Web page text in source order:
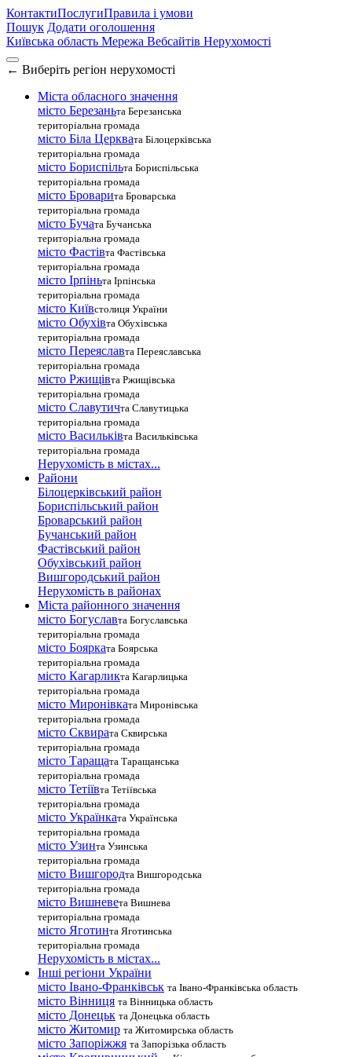
КонтактиПослугиПравила і умови
Пошук Додати оголошення
Київська область Мережа Вебсайтів Нерухомості
← Виберіть регіон нерухомості
Міста обласного значення
місто Березаньта Березанська
територіальна громада
місто Біла Церквата Білоцерківська
територіальна громада
місто Бориспільта Бориспільська
територіальна громада
місто Броварита Броварська
територіальна громада
місто Бучата Бучанська
територіальна громада
місто Фастівта Фастівська
територіальна громада
місто Ірпіньта Ірпінська
територіальна громада
місто Київстолиця України
місто Обухівта Обухівська
територіальна громада
місто Переяславта Переяславська
територіальна громада
місто Ржищівта Ржищівська
територіальна громада
місто Славутичта Славутицька
територіальна громада
місто Василькiвта Васильківська
територіальна громада
Нерухомість в містах...
Райони
Білоцерківський район
Бориспільський район
Броварський район
Бучанський район
Фастівський район
Обухівський район
Вишгородський район
Нерухомість в районах
Міста районного значення
місто Богуславта Богуславська
територіальна громада
місто Боярката Боярська
територіальна громада
місто Кагарликта Кагарлицька
територіальна громада
місто Миронівката Миронівська
територіальна громада
місто Сквирата Сквирська
територіальна громада
місто Таращата Таращанська
територіальна громада
місто Тетіївта Тетіївська
територіальна громада
місто Українката Українська
територіальна громада
місто Узинта Узинська
територіальна громада
місто Вишгородта Вишгородська
територіальна громада
місто Вишневета Вишнева
територіальна громада
місто Яготинта Яготинська
територіальна громада
Нерухомість в містах...
Інші регіони України
місто Івано-Франківськ та Івано-Франківська область
місто Вінниця та Вінницька область
місто Донецьк та Донецька область
місто Житомир та Житомирська область
місто Запоріжжя та Запорізька область